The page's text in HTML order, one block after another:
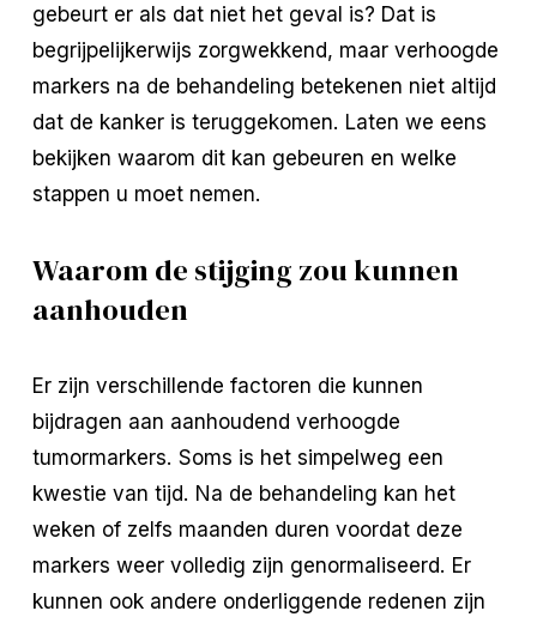
gebeurt er als dat niet het geval is? Dat is
begrijpelijkerwijs zorgwekkend, maar verhoogde
markers na de behandeling betekenen niet altijd
dat de kanker is teruggekomen. Laten we eens
bekijken waarom dit kan gebeuren en welke
stappen u moet nemen.
Waarom de stijging zou kunnen
aanhouden
Er zijn verschillende factoren die kunnen
bijdragen aan aanhoudend verhoogde
tumormarkers. Soms is het simpelweg een
kwestie van tijd. Na de behandeling kan het
weken of zelfs maanden duren voordat deze
markers weer volledig zijn genormaliseerd. Er
kunnen ook andere onderliggende redenen zijn